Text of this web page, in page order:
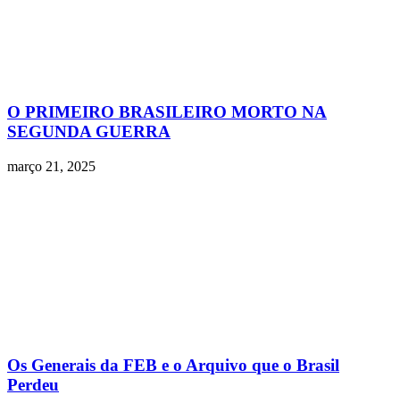
O PRIMEIRO BRASILEIRO MORTO NA
SEGUNDA GUERRA
março 21, 2025
Os Generais da FEB e o Arquivo que o Brasil
Perdeu